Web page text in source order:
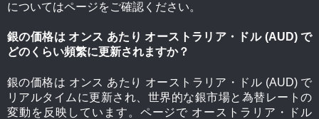
についてはページをご確認ください。
銀の価格は オンス あたり オーストラリア・ドル (AUD) で
どのくらい頻繁に更新されますか？
銀の価格は オンス あたり オーストラリア・ドル (AUD) で
リアルタイムに更新され、世界的な銀市場と為替レートの
変動を反映しています。ページで オーストラリア・ドル